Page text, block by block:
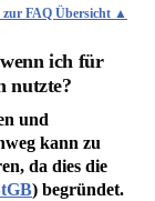
FAQ Übersicht
ich für
nutzte?
und
kann zu
da dies die
) begründet.